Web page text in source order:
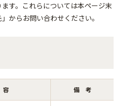
す。これらについては本ページ末
からお問い合わせください。
備 考